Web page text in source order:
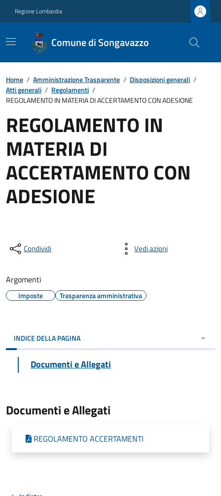
Regione Lombardia
Comune di Songavazzo
Home / Amministrazione Trasparente / Disposizioni generali /
Atti generali / Regolamenti /
REGOLAMENTO IN MATERIA DI ACCERTAMENTO CON ADESIONE
REGOLAMENTO IN
MATERIA DI
ACCERTAMENTO CON
ADESIONE
Condividi Vedi azioni
Argomenti
Imposte Trasparenza amministrativa
INDICE DELLA PAGINA
Documenti e Allegati
Documenti e Allegati
REGOLAMENTO ACCERTAMENTI